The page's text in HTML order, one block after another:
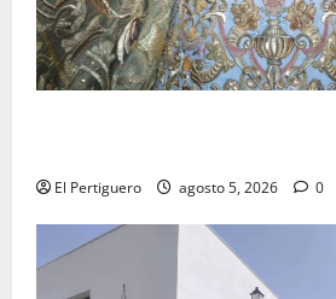
El Pertiguero agosto 5, 2026 0